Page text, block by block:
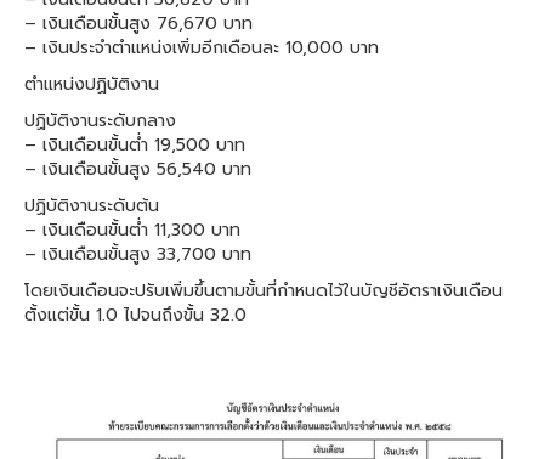
– เงินเดือนขั้นสูง 76,670 บาท
– เงินประจำตำแหน่งเพิ่มอีกเดือนละ 10,000 บาท
ตำแหน่งปฏิบัติงาน
ปฏิบัติงานระดับกลาง
– เงินเดือนขั้นต่ำ 19,500 บาท
– เงินเดือนขั้นสูง 56,540 บาท
ปฏิบัติงานระดับต้น
– เงินเดือนขั้นต่ำ 11,300 บาท
– เงินเดือนขั้นสูง 33,700 บาท
โดยเงินเดือนจะปรับเพิ่มขึ้นตามขั้นที่กำหนดไว้ในบัญชีอัตราเงินเดือน
ตั้งแต่ขั้น 1.0 ไปจนถึงขั้น 32.0